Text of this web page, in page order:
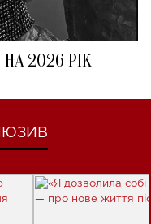
2026 РІК